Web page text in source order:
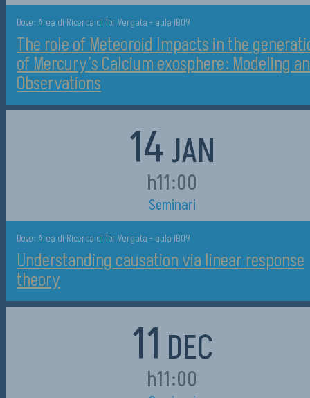
Dove: Area di Ricerca di Tor Vergata - aula IB09
The role of Meteoroid Impacts in the
of Mercury’s Calcium exosphere: Modeling
Observations
14JAN
h11:00
Seminari
Dove: Area di Ricerca di Tor Vergata - aula IB09
Understanding causation via linear response
theory
11 DEC
h11:00